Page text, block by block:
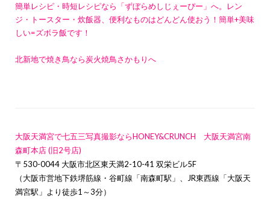
簡単レシピ・時短レシピなら「ずぼらめしじぇーぴー」へ。レン
ジ・トースター・炊飯器、便利なものはどんどん使おう！簡単+美味
しい=ズボラ飯です！
北新地で焼き鳥なら炭火焼鳥さかもりへ
大阪天満宮で七五三写真撮影ならHONEY&CRUNCH 大阪天満宮南
森町本店 (旧2号店)
〒530-0044 大阪市北区東天満2-10-41 双栄ビル5F
（大阪市営地下鉄堺筋線・谷町線「南森町駅」、JR東西線「大阪天
満宮駅」より徒歩1～3分）